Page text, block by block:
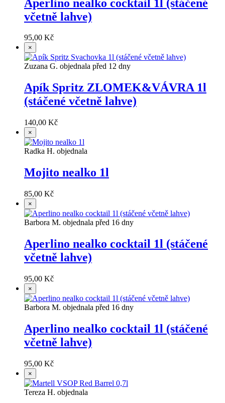
Aperlino nealko cocktail 1l (stáčené
včetně lahve)
95,00 Kč
×
Zuzana G. objednala před 12 dny
Apík Spritz ZLOMEK&VÁVRA 1l
(stáčené včetně lahve)
140,00 Kč
×
Radka H. objednala
Mojito nealko 1l
85,00 Kč
×
Barbora M. objednala před 16 dny
Aperlino nealko cocktail 1l (stáčené
včetně lahve)
95,00 Kč
×
Barbora M. objednala před 16 dny
Aperlino nealko cocktail 1l (stáčené
včetně lahve)
95,00 Kč
×
Tereza H. objednala